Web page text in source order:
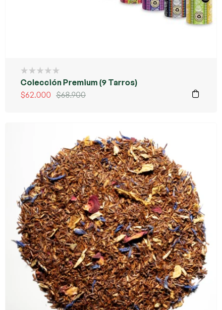
Colección Premium (9 Tarros)
$68.900
$62.000